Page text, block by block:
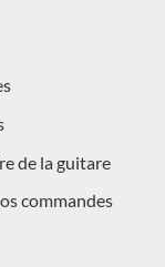
de la guitare
commandes